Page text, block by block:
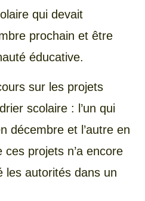
qui devait
prochain et être
éducative.
sur les projets
scolaire : l’un qui
décembre et l’autre en
projets n’a encore
les autorités dans un